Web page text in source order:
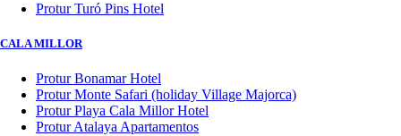
Protur Turó Pins Hotel
CALA MILLOR
Protur Bonamar Hotel
Protur Monte Safari (holiday Village Majorca)
Protur Playa Cala Millor Hotel
Protur Atalaya Apartamentos